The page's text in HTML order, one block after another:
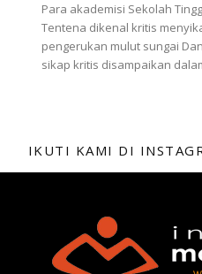
Para akademisi Sekolah
Tentena dikenal kritis
pengerukan mulut sungai
sikap kritis disampaikan
IKUTI KAMI DI